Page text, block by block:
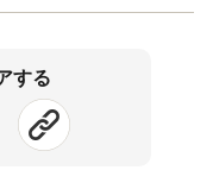
する